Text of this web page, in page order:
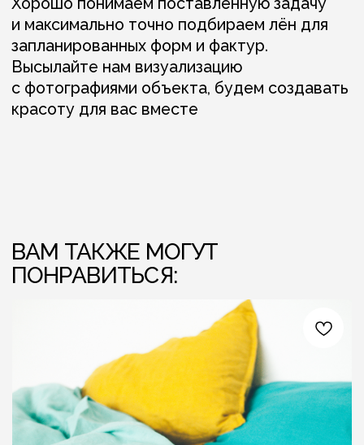
ЛЁН ЛЮБІЦЬ ЦЯБЕ — ТО ЎЗАЕМНА ЛЁН